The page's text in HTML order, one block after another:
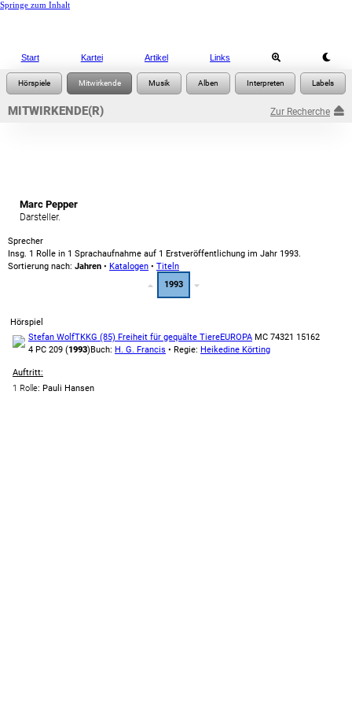
Springe zum Inhalt
Start Kartei Artikel Links
MITWIRKENDE(R) Zur Recherche
Marc Pepper
Darsteller.
Sprecher
Insg. 1 Rolle in 1 Sprachaufnahme auf 1 Erstveröffentlichung im Jahr 1993.
Sortierung nach: Jahren • Katalogen • Titeln
1993
Hörspiel
Stefan WolfTKKG (85) Freiheit für gequälte TiereEUROPA MC 74321 15162
4 PC 209 (1993)Buch: H. G. Francis • Regie: Heikedine Körting
Auftritt:
1 Rolle: Pauli Hansen